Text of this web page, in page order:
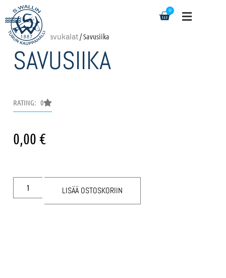
0
Etusivu/Savukalat/ Savusiika
SAVUSIIKA
RATING: 0
0,00€
LISÄÄ OSTOSKORIIN